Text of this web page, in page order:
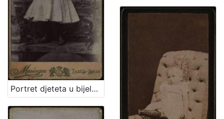
Portret djeteta u bijeloj haljinici i tamnim čizmicama / Artistički zavod Mosinger